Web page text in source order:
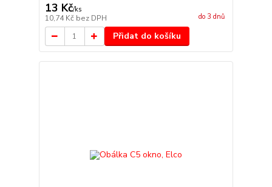
13 Kč/ks
10,74 Kč bez DPH do 3 dnů
Přidat do košíku